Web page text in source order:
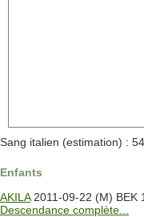
Sang italien (estimation) :
Enfants
AKILA2011-09-22 (M) BEK
Descendance complète...